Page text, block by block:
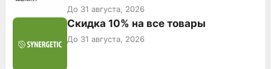
До 31 августа, 2026
Скидка 10% на все товары
До 31 августа, 2026